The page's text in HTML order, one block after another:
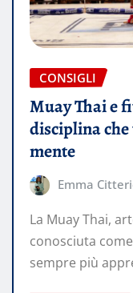
CONSIGLI
Muay Thai e
disciplina
mente
Emma
La Muay Thai,
conosciuta
sempre più